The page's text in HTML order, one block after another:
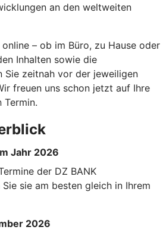
an den weltweiten
– ob im Büro, zu Hause oder
Inhalten sowie die
Sie zeitnah vor der jeweiligen
freuen uns schon jetzt auf Ihre
Termin.
Jahr 2026
der DZ BANK
sie am besten gleich in Ihrem
2026